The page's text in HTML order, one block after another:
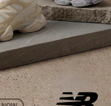
e ama o verão, a Melissa
melhor escolha a ser
cores e estampas,
pegada super estilosa.